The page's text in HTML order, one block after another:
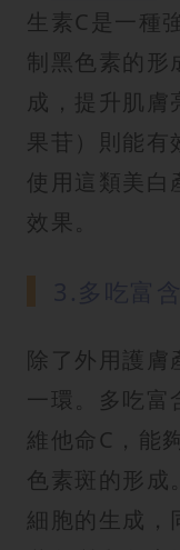
生素C是一種
制黑色素的形
成，提升肌膚
果苷）則能有
使用這類美白
效果。
除了外用護膚
一環。多吃富
維他命C，能
色素斑的形成
細胞的生成，